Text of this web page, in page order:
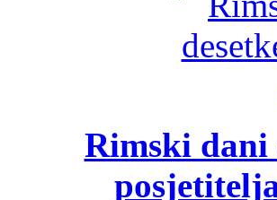
Rimski dani